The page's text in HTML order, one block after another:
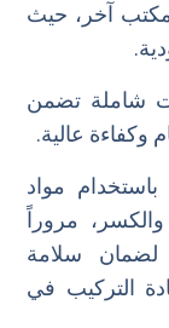
مكتب آخر، حيث
شاملة تضمن
وكفاءة عالية.
باستخدام مواد
مروراً
لضمان سلامة
التركيب في